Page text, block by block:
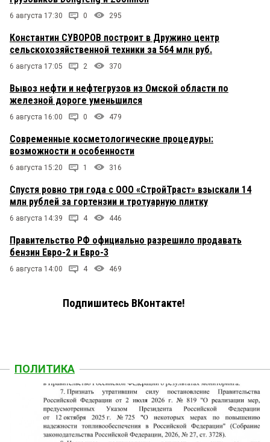
6 августа 17:30 0 295
Константин СУВОРОВ построит в Дружино центр
сельскохозяйственной техники за 564 млн руб.
6 августа 17:05 2 370
Вывоз нефти и нефтегрузов из Омской области по
железной дороге уменьшился
6 августа 16:00 0 479
Современные косметологические процедуры:
возможности и особенности
6 августа 15:20 1 316
Спустя ровно три года с ООО «СтройТраст» взыскали 14
млн рублей за гортензии и тротуарную плитку
6 августа 14:39 4 446
Правительство РФ официально разрешило продавать
бензин Евро-2 и Евро-3
6 августа 14:00 4 469
Подпишитесь ВКонтакте!
ПОЛИТИКА